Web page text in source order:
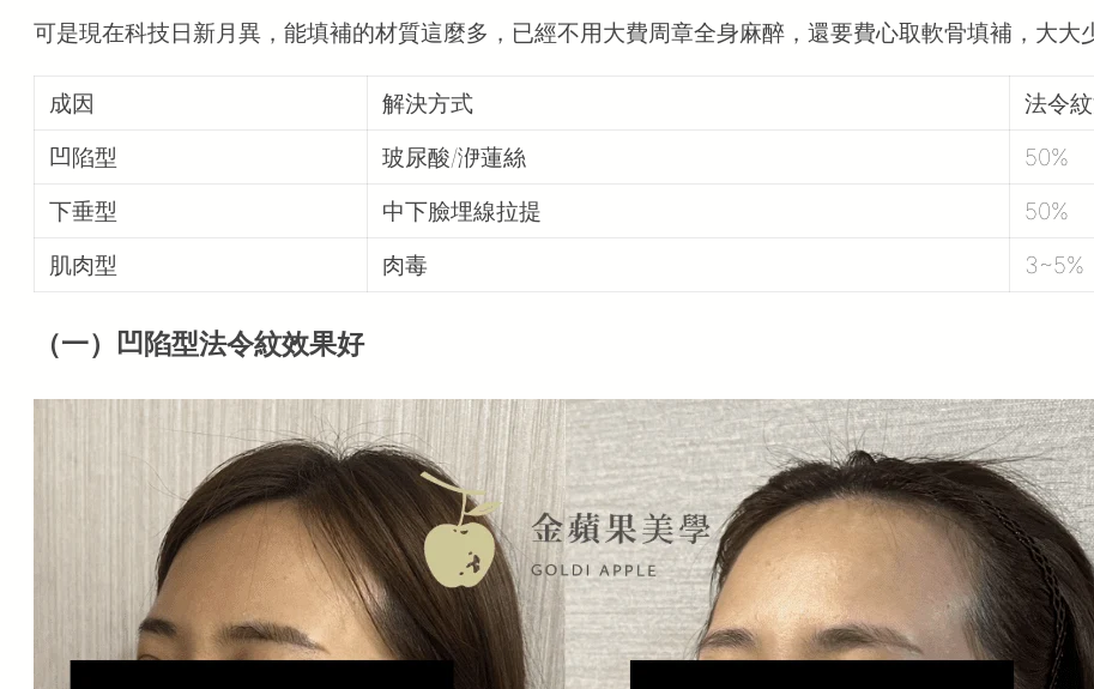
可是現在科技日新月異，能填補的材質這麼多，已經不用大費周章全身麻醉，還要費心取軟骨填補，大大
成因 解決方式
法令
凹陷型
玻尿酸/洢蓮絲
50%
下垂型
中下臉埋線拉提
50%
肌肉型
肉毒 3~5%
（一）凹陷型法令紋效果好